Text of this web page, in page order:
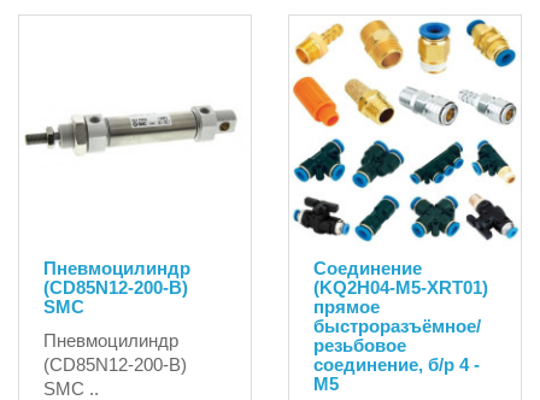
Пневмоцилиндр
(CD85N12-200-B)
SMC
Пневмоцилиндр
(CD85N12-200-B)
SMC ..
Соединение
(KQ2H04-M5-XRT01)
прямое
быстроразъёмное/
резьбовое
соединение, б/р 4 -
M5